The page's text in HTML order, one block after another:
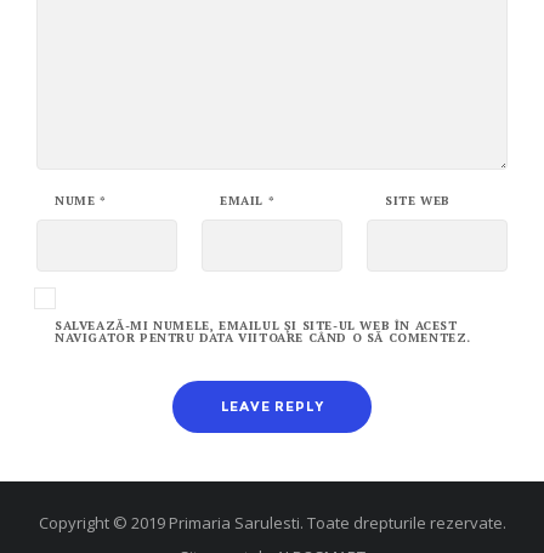
NUME * EMAIL * SITE WEB
SALVEAZĂ-MI NUMELE, EMAILUL ȘI SITE-UL WEB ÎN ACEST
NAVIGATOR PENTRU DATA VIITOARE CÂND O SĂ COMENTEZ.
Copyright © 2019 Primaria Sarulesti. Toate drepturile rezervate.